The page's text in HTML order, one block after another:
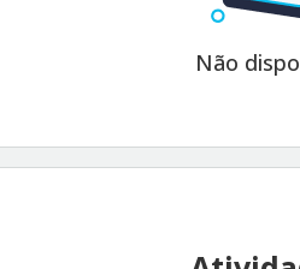
Não